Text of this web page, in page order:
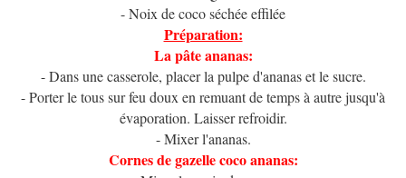
- Noix de coco séchée effilée
Préparation:
La pâte ananas:
- Dans une casserole, placer la pulpe d'ananas et le sucre.
- Porter le tous sur feu doux en remuant de temps à autre jusqu'à
évaporation. Laisser refroidir.
- Mixer l'ananas.
Cornes de gazelle coco ananas: